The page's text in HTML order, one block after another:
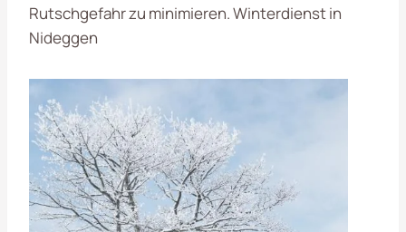
Rutschgefahr zu minimieren. Winterdienst in
Nideggen